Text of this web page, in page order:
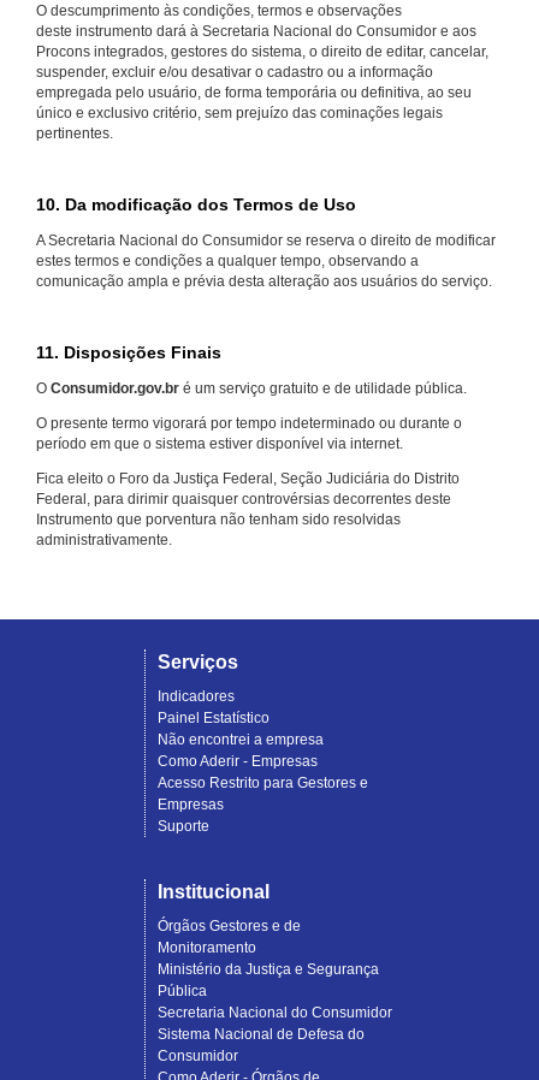
O descumprimento às condições, termos e observações
deste instrumento dará à Secretaria Nacional do Consumidor e aos
Procons integrados, gestores do sistema, o direito de editar, cancelar,
suspender, excluir e/ou desativar o cadastro ou a informação
empregada pelo usuário, de forma temporária ou definitiva, ao seu
único e exclusivo critério, sem prejuízo das cominações legais
pertinentes.
10. Da modificação dos Termos de Uso
A Secretaria Nacional do Consumidor se reserva o direito de modificar
estes termos e condições a qualquer tempo, observando a
comunicação ampla e prévia desta alteração aos usuários do serviço.
11. Disposições Finais
O Consumidor.gov.br é um serviço gratuito e de utilidade pública.
O presente termo vigorará por tempo indeterminado ou durante o
período em que o sistema estiver disponível via internet.
Fica eleito o Foro da Justiça Federal, Seção Judiciária do Distrito
Federal, para dirimir quaisquer controvérsias decorrentes deste
Instrumento que porventura não tenham sido resolvidas
administrativamente.
Serviços
Indicadores
Painel Estatístico
Não encontrei a empresa
Como Aderir - Empresas
Acesso Restrito para Gestores e
Empresas
Suporte
Institucional
Órgãos Gestores e de
Monitoramento
Ministério da Justiça e Segurança
Pública
Secretaria Nacional do Consumidor
Sistema Nacional de Defesa do
Consumidor